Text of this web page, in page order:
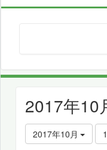
2017年10
2017年10月